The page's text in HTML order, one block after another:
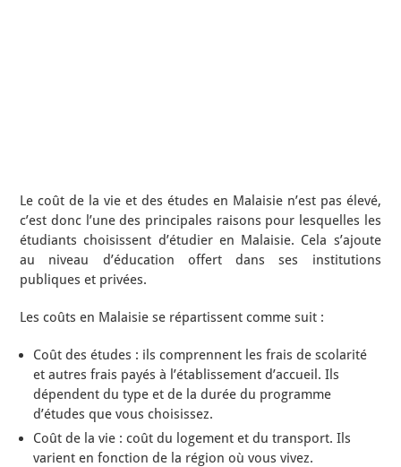
Le coût de la vie et des études en Malaisie n’est pas élevé,
c’est donc l’une des principales raisons pour lesquelles les
étudiants choisissent d’étudier en Malaisie. Cela s’ajoute
au niveau d’éducation offert dans ses institutions
publiques et privées.
Les coûts en Malaisie se répartissent comme suit :
Coût des études : ils comprennent les frais de scolarité
et autres frais payés à l’établissement d’accueil. Ils
dépendent du type et de la durée du programme
d’études que vous choisissez.
Coût de la vie : coût du logement et du transport. Ils
varient en fonction de la région où vous vivez.